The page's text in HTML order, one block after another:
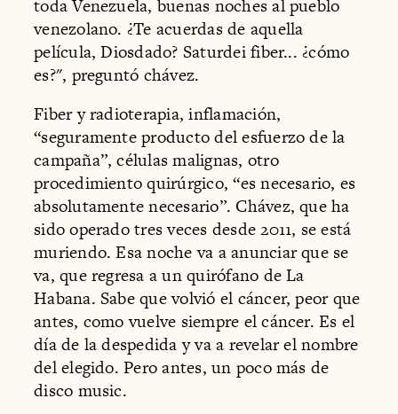
toda Venezuela, buenas noches al pueblo
venezolano. ¿Te acuerdas de aquella
película, Diosdado? Saturdei fiber... ¿cómo
es?", preguntó chávez.
Fiber y radioterapia, inflamación,
“seguramente producto del esfuerzo de la
campaña”, células malignas, otro
procedimiento quirúrgico, “es necesario, es
absolutamente necesario”. Chávez, que ha
sido operado tres veces desde 2011, se está
muriendo. Esa noche va a anunciar que se
va, que regresa a un quirófano de La
Habana. Sabe que volvió el cáncer, peor que
antes, como vuelve siempre el cáncer. Es el
día de la despedida y va a revelar el nombre
del elegido. Pero antes, un poco más de
disco music.